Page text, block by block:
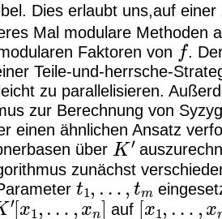
Dies erlaubt uns,auf einer
Mal modulare Methoden
Faktoren von
f
.
Teile-und-herrsche-
zu parallelisieren.
zur Berechnung von
einen ähnlichen Ansatz
über
K′
zunächst
t1,…,tm
′[x1,…,x n]
auf
[x 1,…,xn]